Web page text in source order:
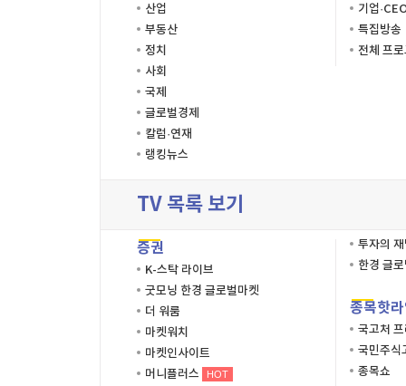
산업
부동산
정치
사회
국제
글로벌경제
칼럼·연재
랭킹뉴스
기업
특집방송
전체 프
TV 목록 보기
증권
K-스탁 라이브
굿모닝 한경 글로벌마켓
더 워룸
마켓워치
마켓인사이트
머니플러스
HOT
투자의
한경 글
종목핫
국고처
국민주식
종목쇼